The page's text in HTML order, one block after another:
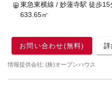
東急東横線 / 妙蓮寺駅 徒歩15
633.65㎡
お問い合わせ(無料)
情報提供会社: (株)オープンハウス